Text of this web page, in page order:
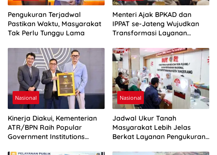
Pengukuran Terjadwal
Pastikan Waktu, Masyarakat
Tak Perlu Tunggu Lama
Menteri Ajak BPKAD dan
IPPAT se-Jateng Wujudkan
Transformasi Layanan
Nasional
Kinerja Diakui, Kementerian
ATR/BPN Raih Popular
Government Institutions
Nasional
Jadwal Ukur Tanah
Masyarakat Lebih Jelas
Berkat Layanan Pengukuran